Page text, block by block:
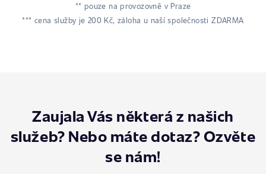
** pouze na provozovně v Praze
*** cena služby je 200 Kč, záloha u naší společnosti ZDARMA
Zaujala Vás některá z našich
služeb? Nebo máte dotaz? Ozvěte
se nám!